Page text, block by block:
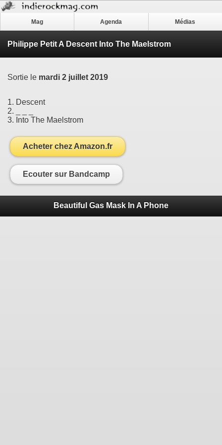
Mag Agenda Médias
Philippe Petit A Descent Into The Maelstrom
Sortie le mardi 2 juillet 2019
1. Descent
2. _ _ _
3. Into The Maelstrom
Acheter chez Amazon.fr
Ecouter sur Bandcamp
Beautiful Gas Mask In A Phone